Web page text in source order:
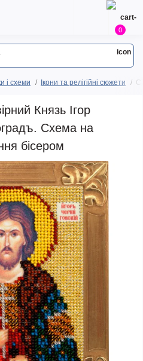
0
і схеми Ікони та релігійні сюжети
Князь Ігор
Схема на
бісером